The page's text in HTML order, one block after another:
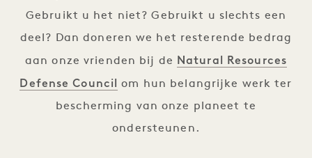
Gebruikt u het niet? Gebruikt u slechts een
deel? Dan doneren we het resterende bedrag
aan onze vrienden bij de Natural Resources
Defense Council om hun belangrijke werk ter
bescherming van onze planeet te
ondersteunen.